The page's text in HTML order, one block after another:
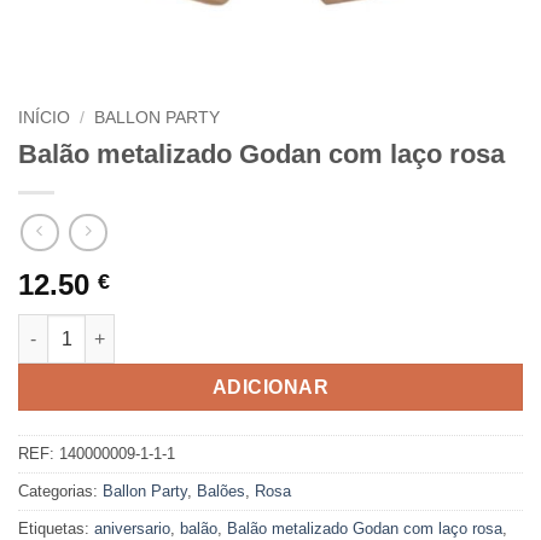
INÍCIO / BALLON PARTY
Balão metalizado Godan com laço rosa
12.50 €
Quantidade de Balão metalizado Godan com laço rosa
ADICIONAR
REF: 140000009-1-1-1
Categorias: Ballon Party, Balões, Rosa
Etiquetas: aniversario, balão, Balão metalizado Godan com laço rosa,